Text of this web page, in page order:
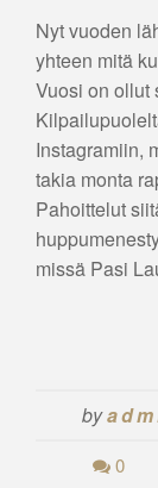
Nyt vuoden
yhteen mitä
Vuosi on ollut
Instagramiin,
takia monta
Pahoittelut
missä Pasi
by
0